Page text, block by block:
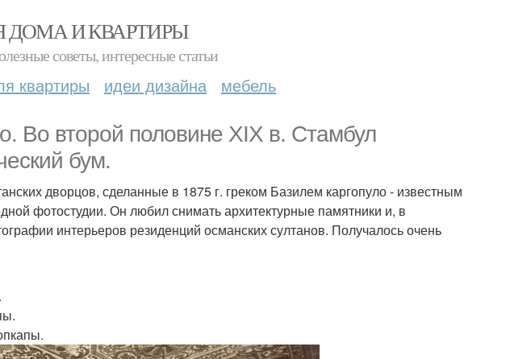
ДОМА И КВАРТИРЫ
советы, интересные статьи
квартиры идеи дизайна мебель
Во второй половине XIX в. Стамбул
бум.
дворцов, сделанные в 1875 г. греком Базилем каргопуло - известным
фотостудии. Он любил снимать архитектурные памятники и, в
интерьеров резиденций османских султанов. Получалось очень